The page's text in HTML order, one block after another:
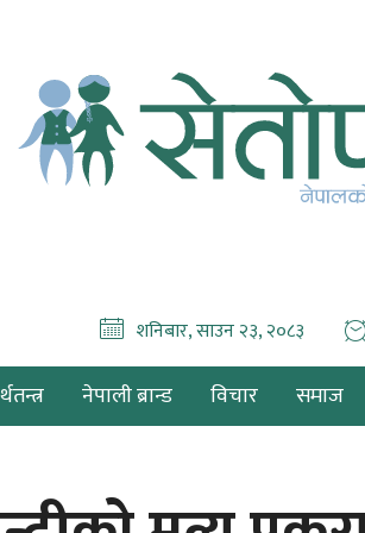
शनिबार, साउन २३, २०८३
नेपाली ब्रान्ड विचार समाज